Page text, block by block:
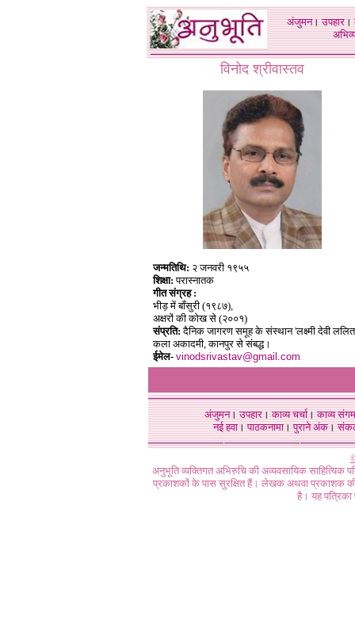
अंजुमन।उपहार।
विनोद श्रीवास्तव
जन्मतिथि: २ जनवरी १९५५
शिक्षा: परास्नातक
गीत संग्रह :
भीड़ में बाँसुरी (१९८७),
अक्षरों की कोख से (२००१)
संप्रति: दैनिक जागरण समूह के संस्थान 'लक्ष्मी देवी ललित
कला अकादमी, कानपुर से संबद्ध।
ईमेल- vinodsrivastav@gmail.com
अंजुमन।उपहार।काव्य चर्चा।काव्य संगम
नई हवा। पाठकनामा। पुराने अंक।
अनुभूति व्यक्तिगत अभिरुचि की अव्यवसायिक
प्रकाशकों के पास सुरक्षित हैं। लेखक अथवा प्रकाशक की
है। यह पत्रिका